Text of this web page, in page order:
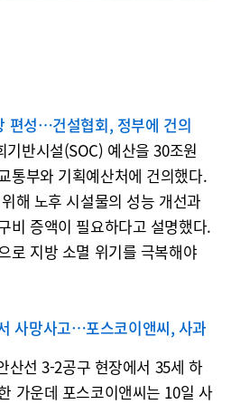
편성…건설협회, 정부에 건의
반시설(SOC) 예산을 30조원
통부와 기획예산처에 건의했다.
해 노후 시설물의 성능 개선과
비 증액이 필요하다고 설명했다.
로 지방 소멸 위기를 극복해야
사망사고…포스코이앤씨, 사과
산선 3-2공구 현장에서 35세 하
가운데 포스코이앤씨는 10일 사